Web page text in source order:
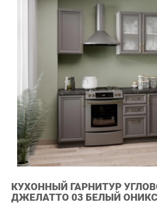
КУХОННЫЙ ГАРНИТУР
ДЖЕЛАТТО 03 БЕЛЫЙ ОНИКС
КухняДжелатто- идеальное решение для